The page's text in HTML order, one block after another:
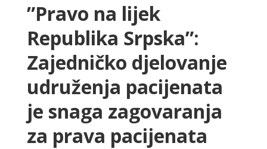
”Pravo na lijek
Republika Srpska”:
Zajedničko djelovanje
udruženja pacijenata
je snaga zagovaranja
za prava pacijenata